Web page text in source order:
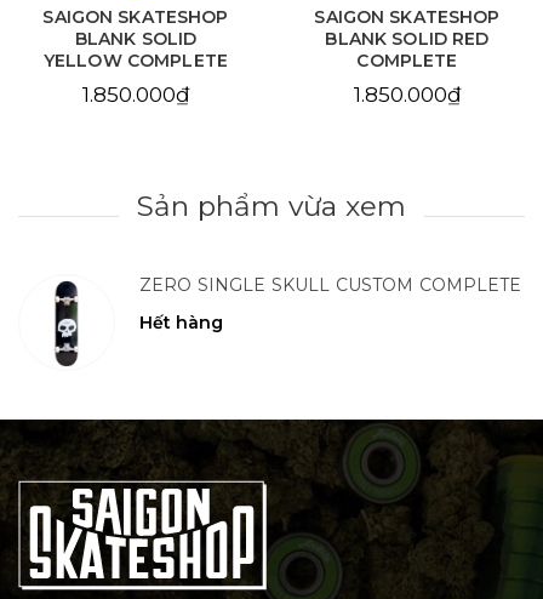
SAIGON SKATESHOP
BLANK SOLID RED
COMPLETE
1.850.000₫
SAIGON SKATESHOP
BLANK NATURAL
COMPLETE
1.850.000₫
Sản phẩm vừa xem
ZERO SINGLE SKULL CUSTOM COMPLETE
Hết hàng